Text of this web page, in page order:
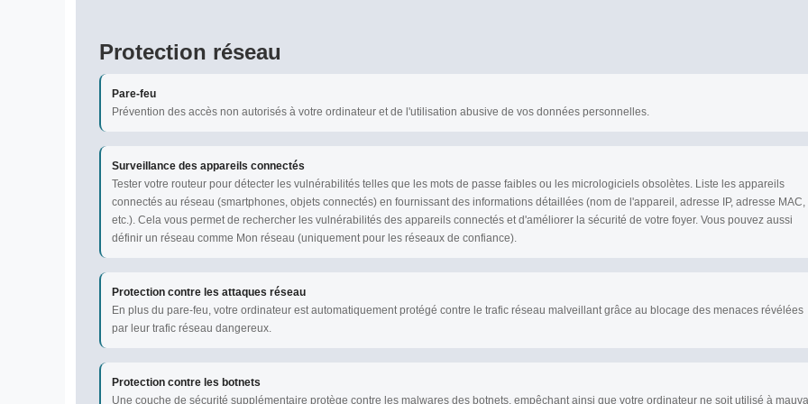
Protection réseau
Pare-feu
Prévention des accès non autorisés à votre ordinateur et de l'utilisation abusive de vos données personnelles.
Surveillance des appareils connectés
Tester votre routeur pour détecter les vulnérabilités telles que les mots de passe faibles ou les micrologiciels obsolètes. Liste les appareils
connectés au réseau (smartphones, objets connectés) en fournissant des informations détaillées (nom de l'appareil, adresse IP, adresse MAC,
etc.). Cela vous permet de rechercher les vulnérabilités des appareils connectés et d'améliorer la sécurité de votre foyer. Vous pouvez aussi
définir un réseau comme Mon réseau (uniquement pour les réseaux de confiance).
Protection contre les attaques réseau
En plus du pare-feu, votre ordinateur est automatiquement protégé contre le trafic réseau malveillant grâce au blocage des menaces révélées
par leur trafic réseau dangereux.
Protection contre les botnets
Une couche de sécurité supplémentaire protège contre les malwares des botnets, empêchant ainsi que votre ordinateur ne soit utilisé à